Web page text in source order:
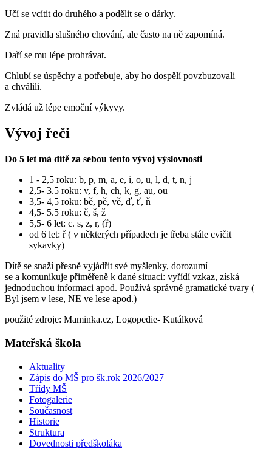
Učí se vcítit do druhého a podělit se o dárky.
Zná pravidla slušného chování, ale často na ně zapomíná.
Daří se mu lépe prohrávat.
Chlubí se úspěchy a potřebuje, aby ho dospělí povzbuzovali
a chválili.
Zvládá už lépe emoční výkyvy.
Vývoj řeči
Do 5 let má dítě za sebou tento vývoj výslovnosti
1 - 2,5 roku: b, p, m, a, e, i, o, u, l, d, t, n, j
2,5- 3.5 roku: v, f, h, ch, k, g, au, ou
3,5- 4,5 roku: bě, pě, vě, ď, ť, ň
4,5- 5.5 roku: č, š, ž
5,5- 6 let: c. s, z, r, (ř)
od 6 let: ř ( v některých případech je třeba stále cvičit
sykavky)
Dítě se snaží přesně vyjádřit své myšlenky, dorozumí
se a komunikuje přiměřeně k dané situaci: vyřídí vzkaz, získá
jednoduchou informaci apod. Používá správné gramatické tvary (
Byl jsem v lese, NE ve lese apod.)
použité zdroje: Maminka.cz, Logopedie- Kutálková
Mateřská škola
Aktuality
Zápis do MŠ pro šk.rok 2026/2027
Třídy MŠ
Fotogalerie
Současnost
Historie
Struktura
Dovednosti předškoláka